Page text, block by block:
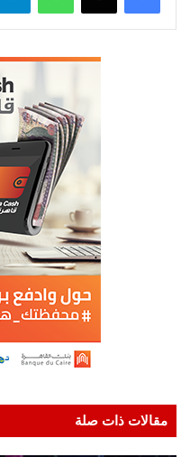
مقالات ذات صلة